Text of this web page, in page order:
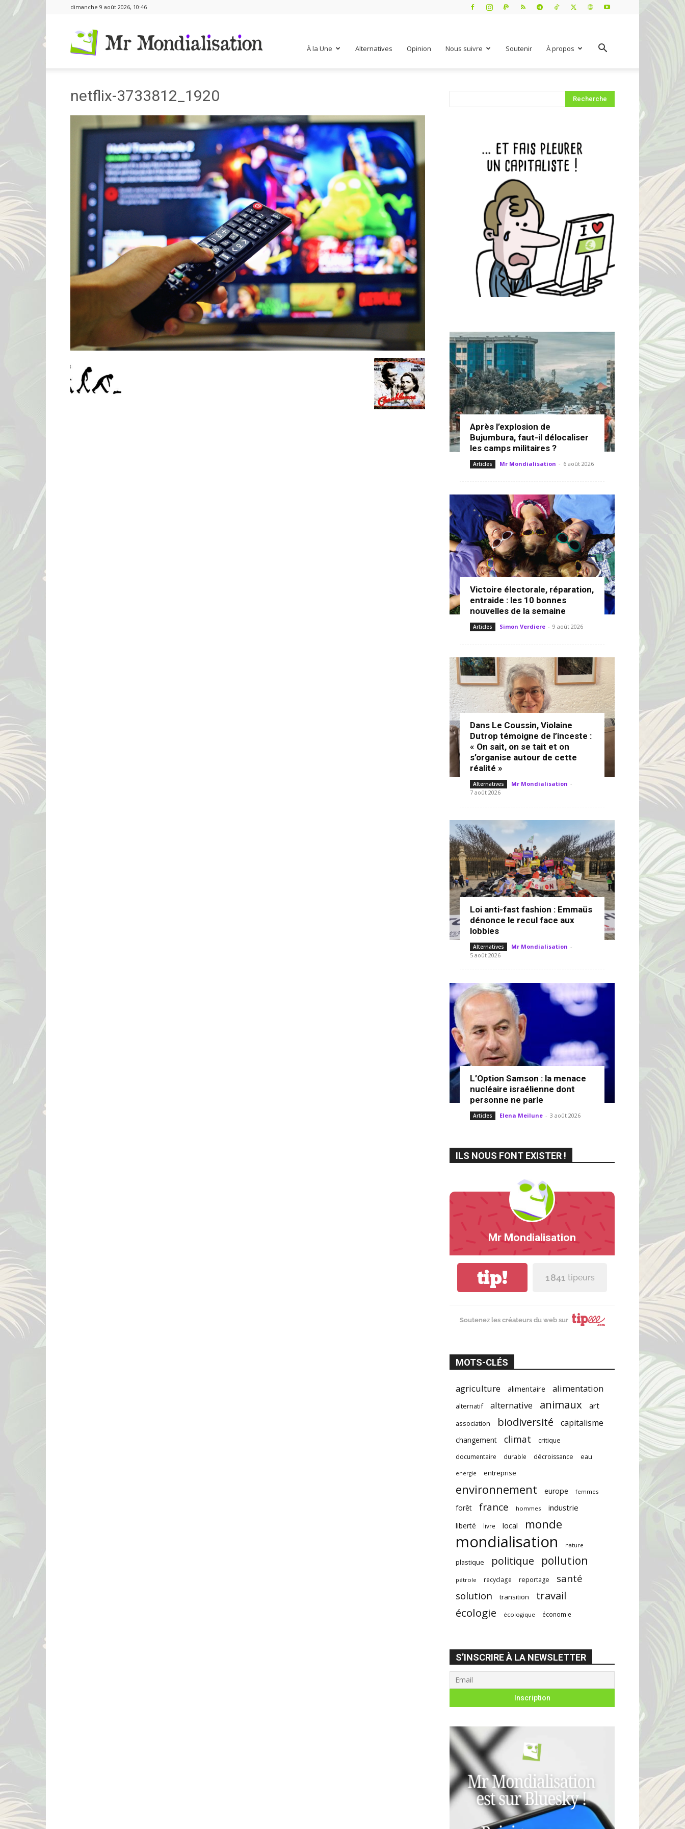
dimanche 9 août 2026, 10:46
À la Une Alternatives Opinion Nous suivre Soutenir À propos
netflix-3733812_1920
Après l’explosion de
Bujumbura, faut-il délocaliser
les camps militaires ?
Articles Mr Mondialisation - 6 août 2026
Victoire électorale, réparation,
entraide : les 10 bonnes
nouvelles de la semaine
Articles Simon Verdiere - 9 août 2026
Dans Le Coussin, Violaine
Dutrop témoigne de l’inceste :
« On sait, on se tait et on
s’organise autour de cette
réalité »
Alternatives Mr Mondialisation -
7 août 2026
Loi anti-fast fashion : Emmaüs
dénonce le recul face aux
lobbies
Alternatives Mr Mondialisation -
5 août 2026
L’Option Samson : la menace
nucléaire israélienne dont
personne ne parle
Articles Elena Meilune - 3 août 2026
ILS NOUS FONT EXISTER !
Mr Mondialisation
tip! 1 841 tipeurs
Soutenez les créateurs du web sur
MOTS-CLÉS
agriculture alimentaire alimentation
alternatif alternative animaux art
association biodiversité capitalisme
changement climat
critique
documentaire
durable décroissance eau
energie entreprise
environnement europe femmes
forêt france hommes industrie
liberté livre local monde
mondialisation nature
plastique politique pollution
pétrole recyclage reportage
santé
solution
transition
travail
écologie
écologique économie
S’INSCRIRE À LA NEWSLETTER